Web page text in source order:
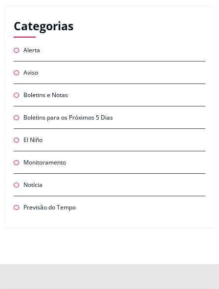
Categorias
Alerta
Aviso
Boletins e Notas
Boletins para os Próximos 5 Dias
El Niño
Monitoramento
Notícia
Previsão do Tempo